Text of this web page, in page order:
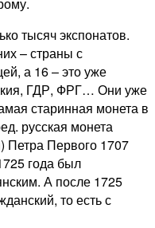
тысяч экспонатов.
– страны с
а 16 – это уже
ГДР, ФРГ… Они уже
старинная монета в
русская монета
Петра Первого 1707
года был
А после 1725
то есть с